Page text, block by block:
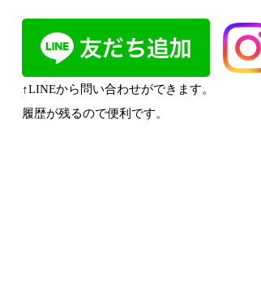
↑LINEから問い合わせができます。
履歴が残るので便利です。